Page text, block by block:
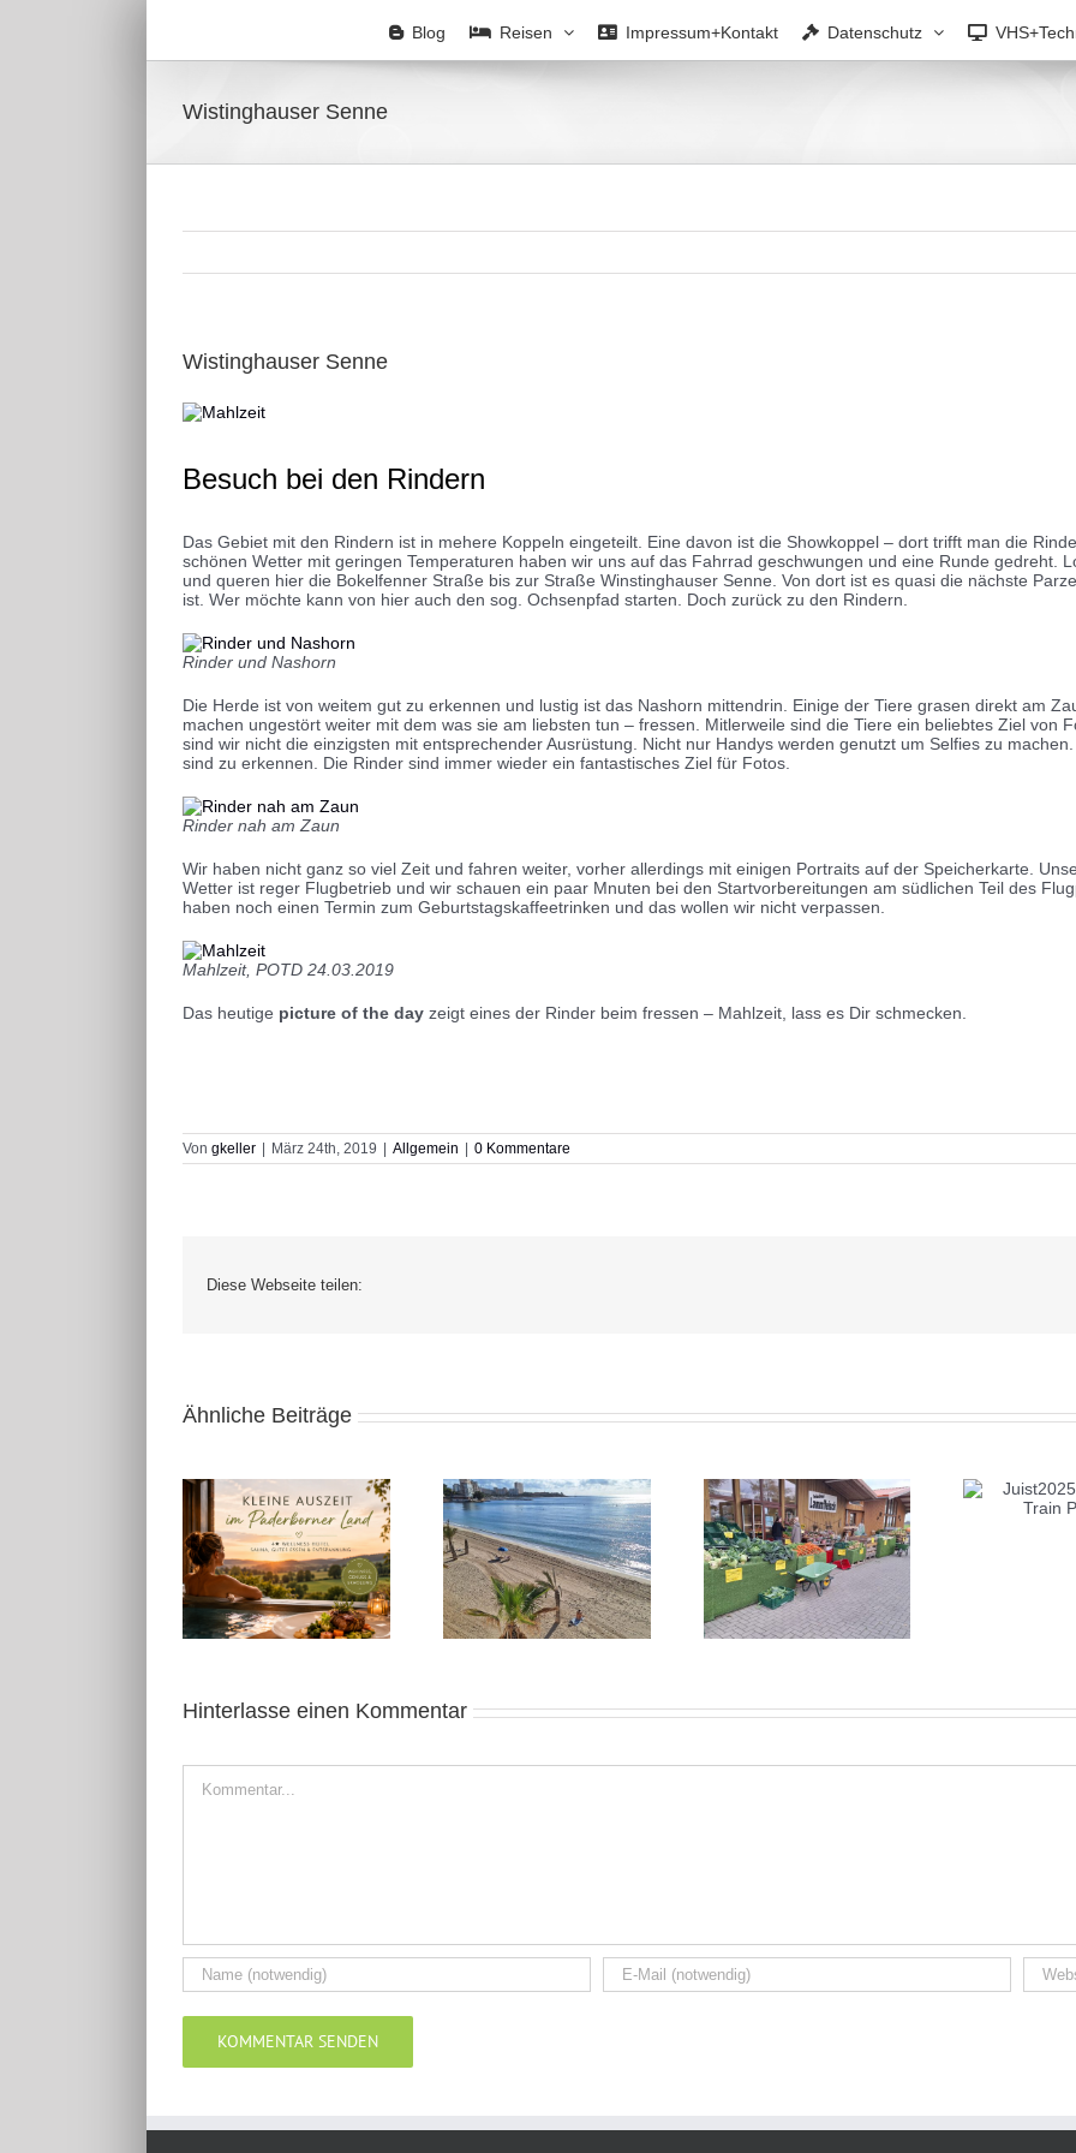
Blog Reisen Impressum+Kontakt Datenschutz
Wistinghauser Senne
Wistinghauser Senne
Zeige
Besuch bei den Rindern
Das Gebiet mit den Rindern ist in mehere Koppeln eingeteilt. Eine davon ist die Showkoppel – dort trifft man die
schönen Wetter mit geringen Temperaturen haben wir uns auf das Fahrrad geschwungen und eine Runde gedreht.
und queren hier die Bokelfenner Straße bis zur Straße Winstinghauser Senne. Von dort ist es quasi die nächste
ist. Wer möchte kann von hier auch den sog. Ochsenpfad starten. Doch zurück zu den Rindern.
Rinder und Nashorn
Die Herde ist von weitem gut zu erkennen und lustig ist das Nashorn mittendrin. Einige der Tiere grasen direkt am
machen ungestört weiter mit dem was sie am liebsten tun – fressen. Mitlerweile sind die Tiere ein beliebtes Ziel von
sind wir nicht die einzigsten mit entsprechender Ausrüstung. Nicht nur Handys werden genutzt um Selfies zu
sind zu erkennen. Die Rinder sind immer wieder ein fantastisches Ziel für Fotos.
Rinder nah am Zaun
Wir haben nicht ganz so viel Zeit und fahren weiter, vorher allerdings mit einigen Portraits auf der Speicherkarte.
Wetter ist reger Flugbetrieb und wir schauen ein paar Mnuten bei den Startvorbereitungen am südlichen Teil des
haben noch einen Termin zum Geburtstagskaffeetrinken und das wollen wir nicht verpassen.
Mahlzeit, POTD 24.03.2019
Das heutige picture of the day zeigt eines der Rinder beim fressen – Mahlzeit, lass es Dir schmecken.
Von gkeller März 24th, 2019 Allgemein 0 Kommentare
Diese Webseite teilen:
Ähnliche Beiträge
Alicante November
2025: Sonnige Auszeit
Heide 2025:
Norddeutsches
Wochenende
Juist2025: Bike and
Train Part 1
Hinterlasse einen Kommentar